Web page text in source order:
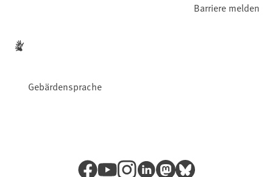
Gebärdensprache
Barriere melden